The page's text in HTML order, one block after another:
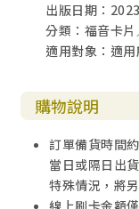
出版日期：
分類：福音卡
適用對象：適用
購物說明
訂單備貨時間
當日或隔日出
特殊情況，將